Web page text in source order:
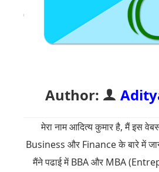
Author:
मेरा नाम आदित्य कुमार है, मैं इस
Business और Finance के बारे में
मैंने पढाई में BBA और MBA